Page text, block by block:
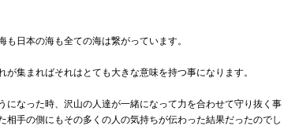
も日本の海も全ての海は繋がっています。
が集まればそれはとても大きな意味を持つ事になります。
になった時、沢山の人達が一緒になって力を合わせて守り抜く事
相手の側にもその多くの人の気持ちが伝わった結果だったのでし